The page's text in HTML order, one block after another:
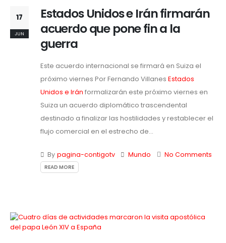
17
JUN
Estados Unidos e Irán firmarán
acuerdo que pone fin a la
guerra
Este acuerdo internacional se firmará en Suiza el
próximo viernes Por Fernando Villanes Estados
Unidos e Irán formalizarán este próximo viernes en
Suiza un acuerdo diplomático trascendental
destinado a finalizar las hostilidades y restablecer el
flujo comercial en el estrecho de...
By pagina-contigotv Mundo No Comments
READ MORE